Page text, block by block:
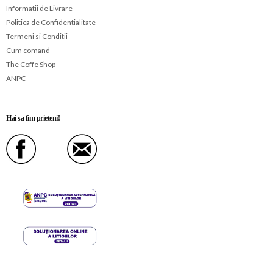
Informatii de Livrare
Politica de Confidentialitate
Termeni si Conditii
Cum comand
The Coffe Shop
ANPC
Hai sa fim prieteni!